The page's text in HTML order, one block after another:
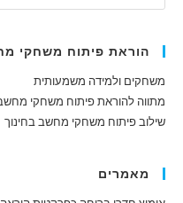
הוראת פיתוח משחקי
משחקים ולמידה משמעותית
מתווה להוראת פיתוח משחקי
שילוב פיתוח משחקי מחשב בחינוך
מאמרים